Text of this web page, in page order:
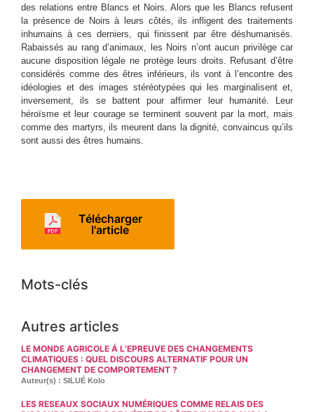
des relations entre Blancs et Noirs. Alors que les Blancs refusent
la présence de Noirs à leurs côtés, ils infligent des traitements
inhumains à ces derniers, qui finissent par être déshumanisés.
Rabaissés au rang d’animaux, les Noirs n’ont aucun privilège car
aucune disposition légale ne protège leurs droits. Refusant d’être
considérés comme des êtres inférieurs, ils vont à l’encontre des
idéologies et des images stéréotypées qui les marginalisent et,
inversement, ils se battent pour affirmer leur humanité. Leur
héroïsme et leur courage se terminent souvent par la mort, mais
comme des martyrs, ils meurent dans la dignité, convaincus qu’ils
sont aussi des êtres humains.
Télécharger
l'article
Mots-clés
Autres articles
LE MONDE AGRICOLE Á L’EPREUVE DES CHANGEMENTS
CLIMATIQUES : QUEL DISCOURS ALTERNATIF POUR UN
CHANGEMENT DE COMPORTEMENT ?
Auteur(s) : SILUÉ Kolo
LES RESEAUX SOCIAUX NUMÉRIQUES COMME RELAIS DES